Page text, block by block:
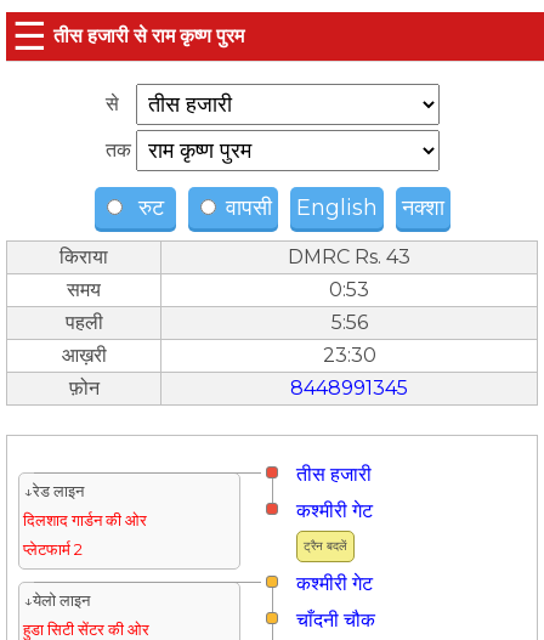
☰ तीस हजारी से राम कृष्ण पुरम
से
तक
रुट वापसी English नक्शा
किराया
DMRC Rs. 43
समय
0:53
पहली
5:56
आख़री
23:30
फ़ोन
8448991345
तीस हजारी
↓रेड लाइन
दिलशाद गार्डन की ओर
प्लेटफार्म 2
ट्रैन बदलें
कश्मीरी गेट
कश्मीरी गेट
↓येलो लाइन
हुडा सिटी सेंटर की ओर
चाँदनी चौक